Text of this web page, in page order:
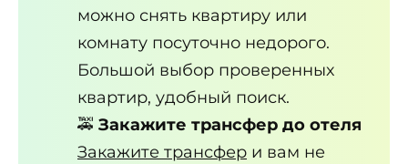
можно снять квартиру или
комнату посуточно недорого.
Большой выбор проверенных
квартир, удобный поиск.
🚕 Закажите трансфер до отеля
Закажите трансфер и вам не